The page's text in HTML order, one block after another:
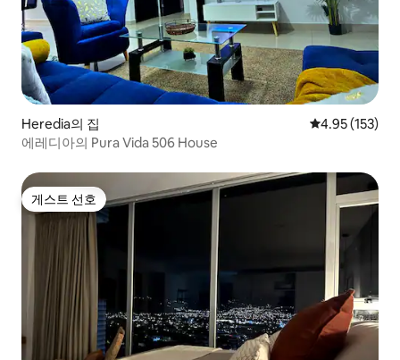
Heredia의 집 평점 4.95점(5
4.95 (153)
에레디아의 Pura Vida 506 House
게스트 선호
게스트 선호